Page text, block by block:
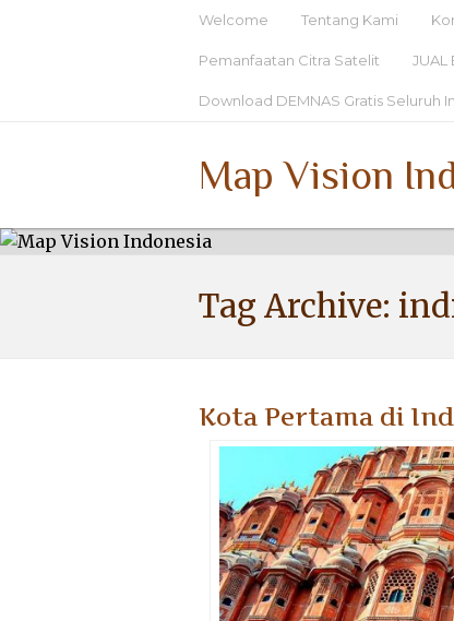
Welcome Tentang Kami
Pemanfaatan Citra Satelit JUAL
Download DEMNAS Gratis Seluruh
Map Vision
Tag Archive:
Kota Pertama di